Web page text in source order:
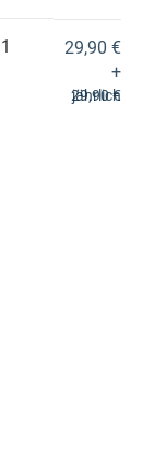
1
29,90 €
+
29,90 €
jährlich